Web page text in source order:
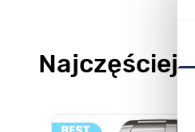
Najczęściej
Poruszanie się po
Naciśnij, aby pominąć karuzelę
Naciśnij, aby przejść do